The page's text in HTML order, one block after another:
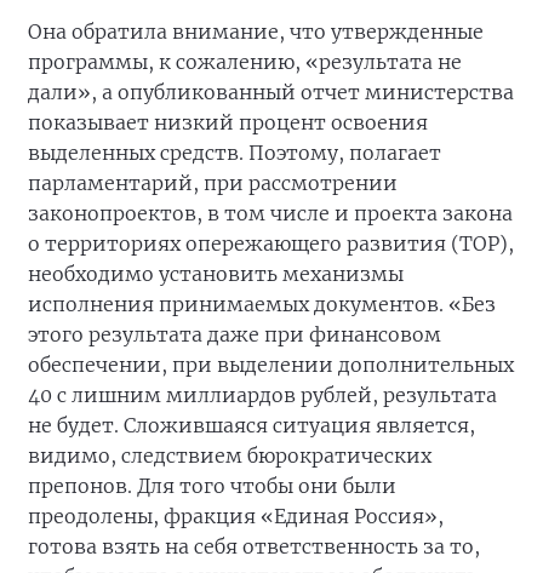
Она обратила внимание, что утвержденные
программы, к сожалению, «результата не
дали», а опубликованный отчет министерства
показывает низкий процент освоения
выделенных средств. Поэтому, полагает
парламентарий, при рассмотрении
законопроектов, в том числе и проекта закона
о территориях опережающего развития (ТОР),
необходимо установить механизмы
исполнения принимаемых документов. «Без
этого результата даже при финансовом
обеспечении, при выделении дополнительных
40 с лишним миллиардов рублей, результата
не будет. Сложившаяся ситуация является,
видимо, следствием бюрократических
препонов. Для того чтобы они были
преодолены, фракция «Единая Россия»,
готова взять на себя ответственность за то,